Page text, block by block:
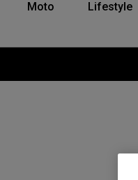
Moto Lifestyle